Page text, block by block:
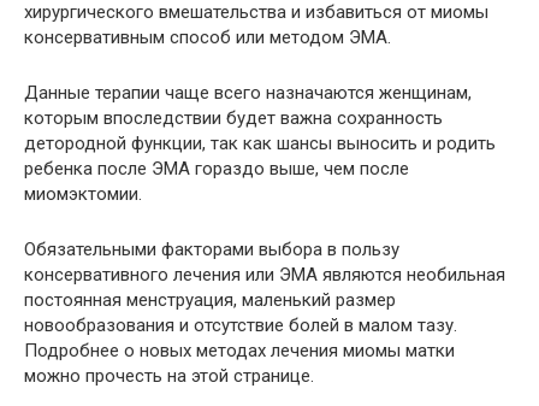
хирургического вмешательства и избавиться от миомы
консервативным способ или методом ЭМА.
Данные терапии чаще всего назначаются женщинам,
которым впоследствии будет важна сохранность
детородной функции, так как шансы выносить и родить
ребенка после ЭМА гораздо выше, чем после
миомэктомии.
Обязательными факторами выбора в пользу
консервативного лечения или ЭМА являются необильная
постоянная менструация, маленький размер
новообразования и отсутствие болей в малом тазу.
Подробнее о новых методах лечения миомы матки
можно прочесть на этой странице.